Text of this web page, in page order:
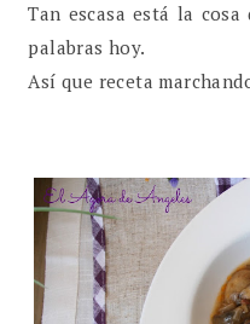
Tan escasa está la
palabras hoy.
Así que receta